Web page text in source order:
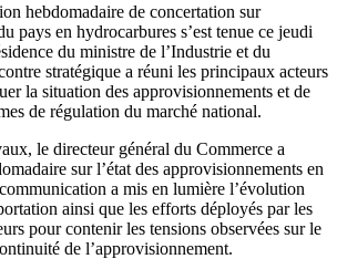
hebdomadaire de concertation sur
pays en hydrocarbures s’est tenue ce jeudi
du ministre de l’Industrie et du
stratégique a réuni les principaux acteurs
la situation des approvisionnements et de
de régulation du marché national.
le directeur général du Commerce a
sur l’état des approvisionnements en
a mis en lumière l’évolution
ainsi que les efforts déployés par les
pour contenir les tensions observées sur le
de l’approvisionnement.